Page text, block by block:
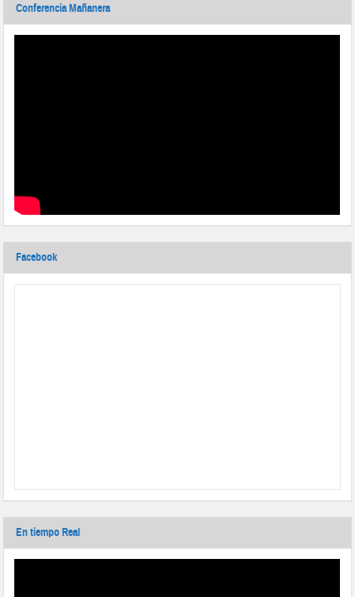
Conferencia Mañanera
Facebook
En tiempo Real